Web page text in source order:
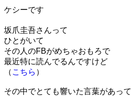
ケシーです
坂爪圭吾さんって
ひとがいて
その人のFBがめちゃおもろで
最近特に読んでるんですけど
（ こちら ）
その中でとても響いた言葉があって